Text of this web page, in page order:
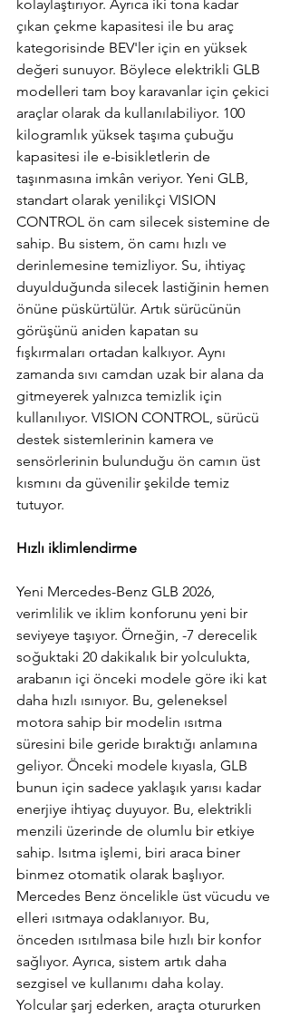
kolaylaştırıyor. Ayrıca iki tona kadar
çıkan çekme kapasitesi ile bu araç
kategorisinde BEV'ler için en yüksek
değeri sunuyor. Böylece elektrikli GLB
modelleri tam boy karavanlar için çekici
araçlar olarak da kullanılabiliyor. 100
kilogramlık yüksek taşıma çubuğu
kapasitesi ile e-bisikletlerin de
taşınmasına imkân veriyor. Yeni GLB,
standart olarak yenilikçi VISION
CONTROL ön cam silecek sistemine de
sahip. Bu sistem, ön camı hızlı ve
derinlemesine temizliyor. Su, ihtiyaç
duyulduğunda silecek lastiğinin hemen
önüne püskürtülür. Artık sürücünün
görüşünü aniden kapatan su
fışkırmaları ortadan kalkıyor. Aynı
zamanda sıvı camdan uzak bir alana da
gitmeyerek yalnızca temizlik için
kullanılıyor. VISION CONTROL, sürücü
destek sistemlerinin kamera ve
sensörlerinin bulunduğu ön camın üst
kısmını da güvenilir şekilde temiz
tutuyor.
Hızlı iklimlendirme
Yeni Mercedes-Benz GLB 2026,
verimlilik ve iklim konforunu yeni bir
seviyeye taşıyor. Örneğin, -7 derecelik
soğuktaki 20 dakikalık bir yolculukta,
arabanın içi önceki modele göre iki kat
daha hızlı ısınıyor. Bu, geleneksel
motora sahip bir modelin ısıtma
süresini bile geride bıraktığı anlamına
geliyor. Önceki modele kıyasla, GLB
bunun için sadece yaklaşık yarısı kadar
enerjiye ihtiyaç duyuyor. Bu, elektrikli
menzili üzerinde de olumlu bir etkiye
sahip. Isıtma işlemi, biri araca biner
binmez otomatik olarak başlıyor.
Mercedes Benz öncelikle üst vücudu ve
elleri ısıtmaya odaklanıyor. Bu,
önceden ısıtılmasa bile hızlı bir konfor
sağlıyor. Ayrıca, sistem artık daha
sezgisel ve kullanımı daha kolay.
Yolcular şarj ederken, araçta otururken